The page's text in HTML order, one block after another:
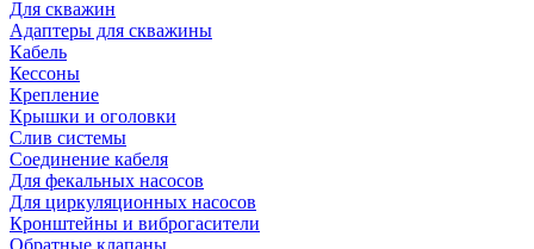
Для скважин
Адаптеры для скважины
Кабель
Кессоны
Крепление
Крышки и оголовки
Слив системы
Соединение кабеля
Для фекальных насосов
Для циркуляционных насосов
Кронштейны и виброгасители
Обратные клапаны